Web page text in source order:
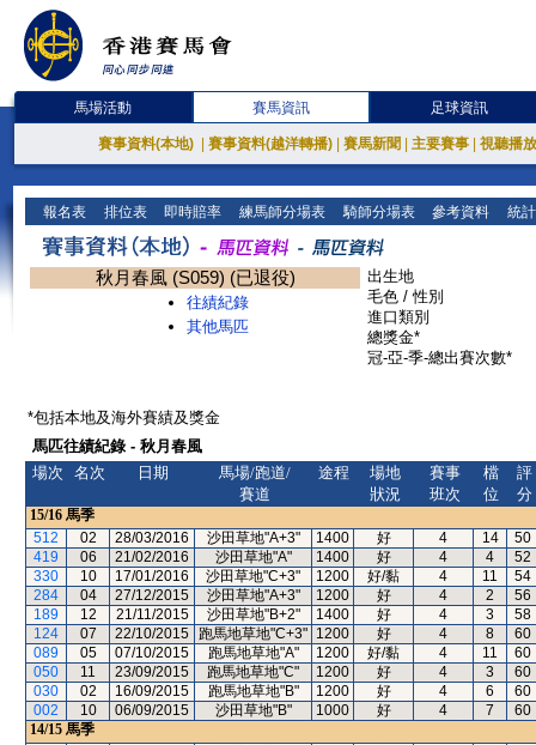
馬場活動 賽馬資訊 足球資訊
賽事資料(本地) 賽事資料(越洋轉播) 賽馬新聞 主要賽事 視聽播
報名表 排位表 即時賠率 練馬師分場表 騎師分場表 參考資料 統
秋月春風 (S059) (已退役)
往績紀錄
其他馬匹
出生地
毛色 / 性別
進口類別
總獎金*
冠-亞-季-總出賽次數*
*包括本地及海外賽績及獎金
馬匹往績紀錄 - 秋月春風
場次
名次 日期
馬場/跑道/
賽道
途程
場地
狀況
賽事
班次
檔
位
評
分
15/16 馬季
512
02 28/03/2016 沙田草地"A+3" 1400 好 4 14
50
419
06 21/02/2016 沙田草地"A" 1400 好 4 4
52
330
10 17/01/2016 沙田草地"C+3" 1200 好/黏 4 11
54
284
04 27/12/2015 沙田草地"A+3" 1200 好 4 2
56
189
12 21/11/2015 沙田草地"B+2" 1400 好 4 3
58
124
07 22/10/2015 跑馬地草地"C+3" 1200 好 4 8
60
089
05 07/10/2015 跑馬地草地"A" 1200 好/黏 4 11
60
050
11 23/09/2015 跑馬地草地"C" 1200 好 4 3
60
030
02 16/09/2015 跑馬地草地"B" 1200 好 4 6
60
002
10 06/09/2015 沙田草地"B" 1000 好 4 7
60
14/15 馬季